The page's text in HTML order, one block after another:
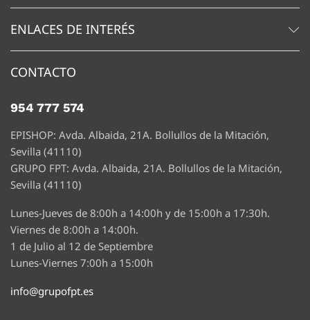
ENLACES DE INTERÉS
CONTACTO
954 777 574
EPISHOP: Avda. Albaida, 21A. Bollullos de la Mitación,
Sevilla (41110)
GRUPO FPT: Avda. Albaida, 21A. Bollullos de la Mitación,
Sevilla (41110)
Lunes-Jueves de 8:00h a 14:00h y de 15:00h a 17:30h.
Viernes de 8:00h a 14:00h.
1 de Julio al 12 de Septiembre
Lunes-Viernes 7:00h a 15:00h
info@grupofpt.es